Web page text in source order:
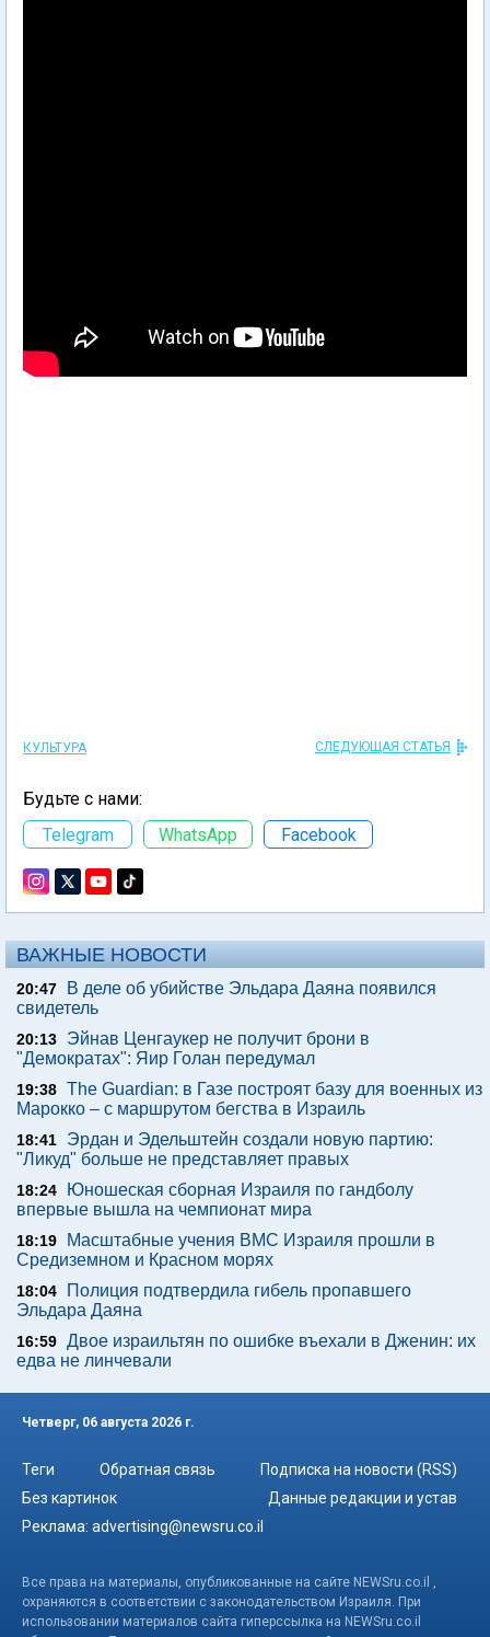
КУЛЬТУРА СЛЕДУЮЩАЯ СТАТЬЯ
Будьте с нами:
Telegram
WhatsApp Facebook
ВАЖНЫЕ НОВОСТИ
20:47
В деле об убийстве Эльдара Даяна появился
свидетель
20:13
Эйнав Ценгаукер не получит брони в
"Демократах": Яир Голан передумал
19:38 The Guardian: в Газе построят базу для военных из
Марокко – с маршрутом бегства в Израиль
18:41
Эрдан и Эдельштейн создали новую партию:
"Ликуд" больше не представляет правых
18:24
Юношеская сборная Израиля по гандболу
впервые вышла на чемпионат мира
18:19
Масштабные учения ВМС Израиля прошли в
Средиземном и Красном морях
18:04
Полиция подтвердила гибель пропавшего
Эльдара Даяна
16:59 Двое израильтян по ошибке въехали в Дженин: их
едва не линчевали
Четверг, 06 августа 2026 г.
Теги Обратная связь
Подписка на новости (RSS)
Без картинок
Данные редакции и устав
Реклама: advertising@newsru.co.il
Все права на материалы, опубликованные на сайте NEWSru.co.il ,
охраняются в соответствии с законодательством Израиля. При
использовании материалов сайта гиперссылка на NEWSru.co.il